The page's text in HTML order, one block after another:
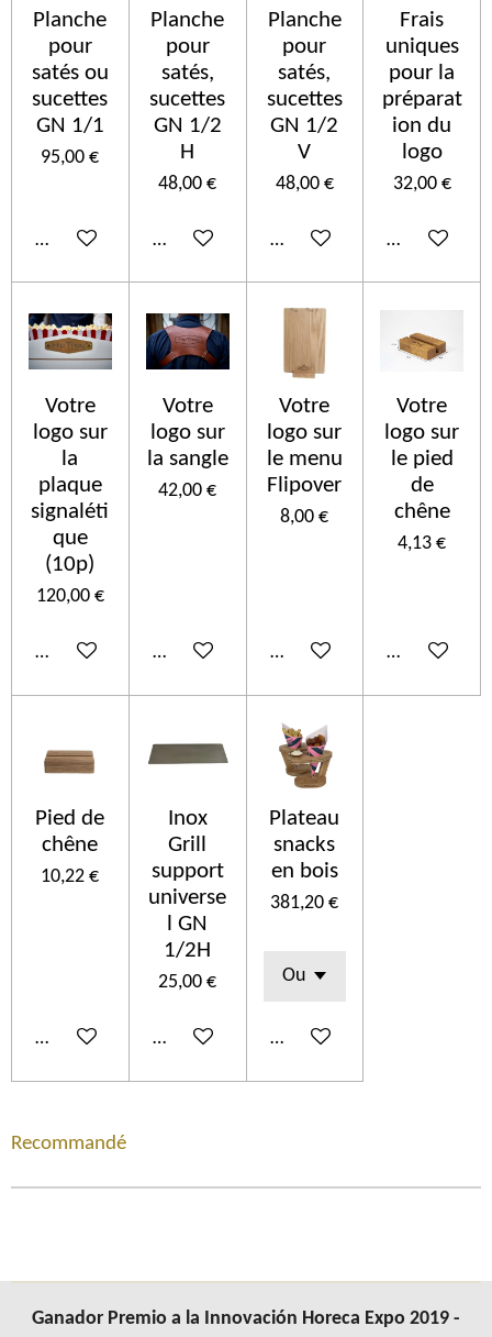
Planche
pour
satés ou
sucettes
GN 1/1
95,00 €
Añadir al carrito
Planche
pour
satés,
sucettes
GN 1/2
H
48,00 €
Añadir al carrito
Planche
pour
satés,
sucettes
GN 1/2
V
48,00 €
Añadir al carrito
Frais
uniques
pour la
préparat
ion du
logo
32,00 €
Añadir al
Votre
logo sur
la
plaque
signaléti
que
(10p)
120,00 €
Añadir al carrito
Votre
logo sur
la sangle
42,00 €
Añadir al carrito
Votre
logo sur
le menu
Flipover
8,00 €
Añadir al carrito
Votre
logo sur
le pied
de
chêne
4,13 €
Añadir al
Pied de
chêne
10,22 €
Añadir al carrito
Inox
Grill
support
universe
l GN
1/2H
25,00 €
Añadir al carrito
Plateau
snacks
en bois
381,20 €
Añadir al carrito
Recommandé
Ganador Premio a la Innovación Horeca Expo 2019 -